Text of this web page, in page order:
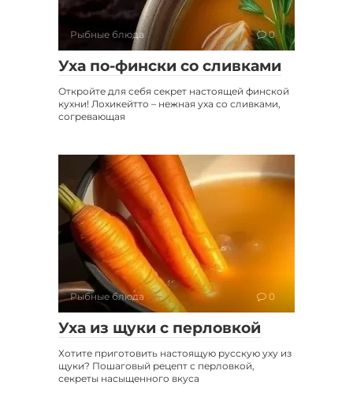
Рыбные блюда 0
Уха по-фински со сливками
Откройте для себя секрет настоящей финской
кухни! Лохикейтто – нежная уха со сливками,
согревающая
Рыбные блюда 0
Уха из щуки с перловкой
Хотите приготовить настоящую русскую уху из
щуки? Пошаговый рецепт с перловкой,
секреты насыщенного вкуса